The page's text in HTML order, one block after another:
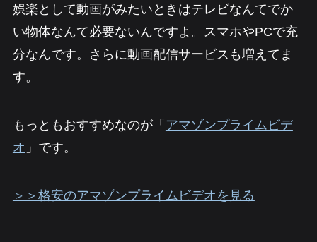
娯楽として動画がみたいときはテレビなんてでか
い物体なんて必要ないんですよ。スマホやPCで充
分なんです。さらに動画配信サービスも増えてま
す。
もっともおすすめなのが「 アマゾンプライムビデ
オ 」です。
＞＞格安のアマゾンプライムビデオを見る